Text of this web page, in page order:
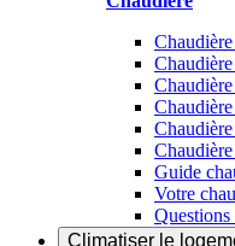
Guide
Votre
Questions
Climatiser le